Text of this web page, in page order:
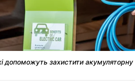
допоможуть захистити